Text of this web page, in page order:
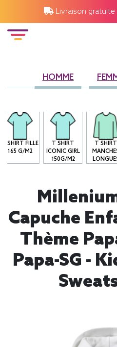
Livraison
HOMME
T-SHIRT FILLE
165 G/M2
T SHIRT
ICONIC GIRL
150G/M2
T SHIRT
Capuche
Thème
Papa-SG -